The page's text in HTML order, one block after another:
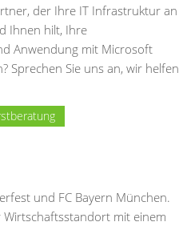
der Ihre IT Infrastruktur an
Ihnen hilt, Ihre
Anwendung mit Microsoft
Sprechen Sie uns an, wir helfen
und FC Bayern München.
mit einem